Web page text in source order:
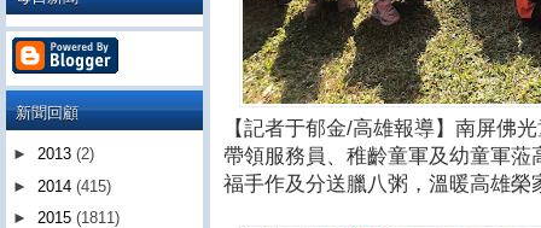
【記者于郁金/高雄報導】南屏佛
帶領服務員、稚齡童軍及幼童軍
福手作及分送臘八粥，溫暖高雄榮
新聞回顧
► 2013 (2)
► 2014 (415)
► 2015 (1811)